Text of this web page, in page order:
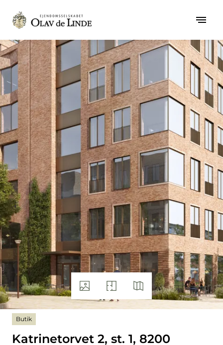
Butik
Katrinetorvet 2, st. 1, 8200